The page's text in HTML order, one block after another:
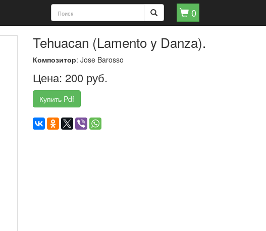
0
Tehuacan (Lamento y Danza).
Композитор: Jose Barosso
Цена: 200 руб.
Купить Pdf